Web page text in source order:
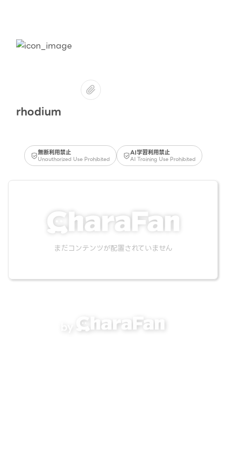
rhodium
無断利用禁止
Unauthorized Use Prohibited
AI学習利用禁止
AI Training Use Prohibited
まだコンテンツが配置されていません